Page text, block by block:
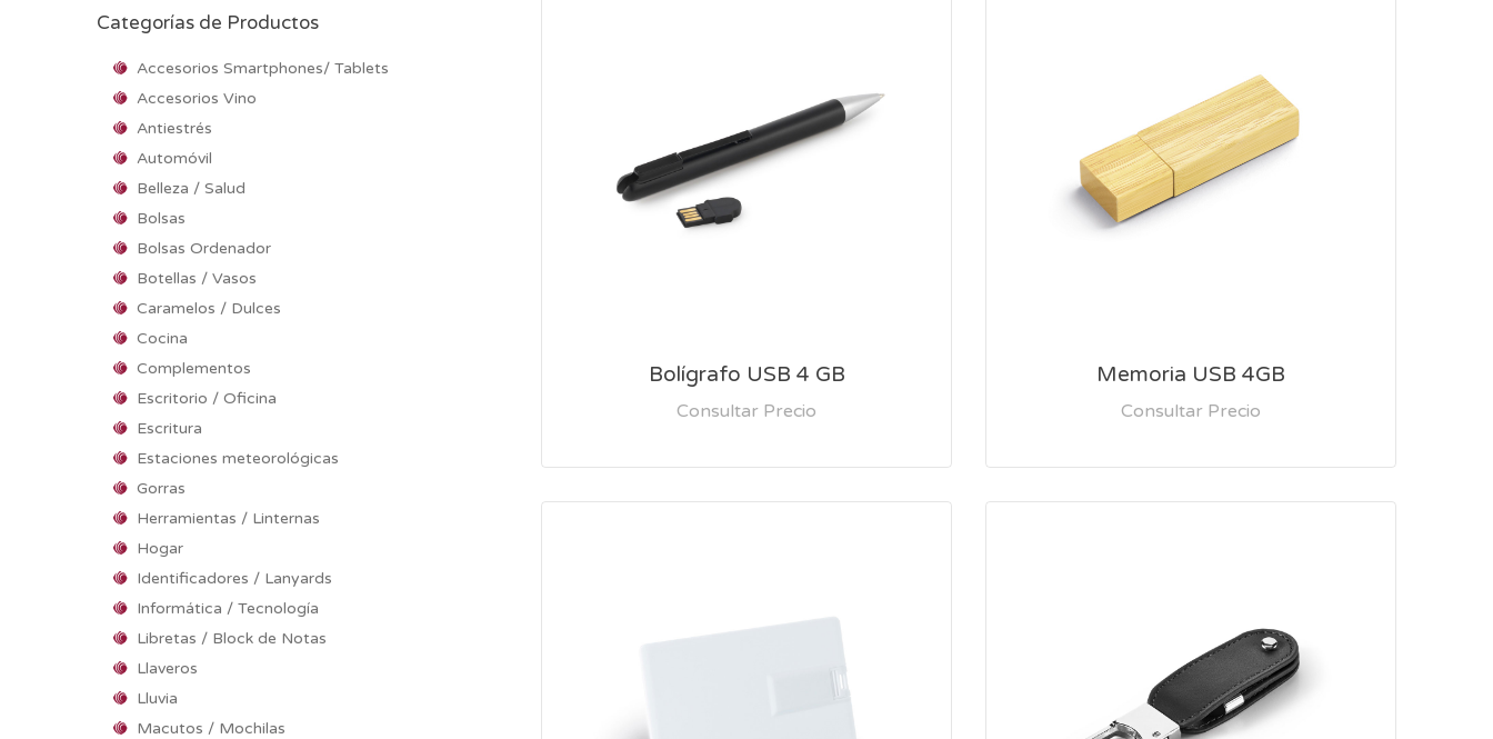
Bolígrafo USB 4 GB
Consultar Precio
Memoria USB 4GB
Consultar Precio
Categorías de Productos
Accesorios Smartphones/ Tablets
Accesorios Vino
Antiestrés
Automóvil
Belleza / Salud
Bolsas
Bolsas Ordenador
Botellas / Vasos
Caramelos / Dulces
Cocina
Complementos
Escritorio / Oficina
Escritura
Estaciones meteorológicas
Gorras
Herramientas / Linternas
Hogar
Identificadores / Lanyards
Informática / Tecnología
Libretas / Block de Notas
Llaveros
Lluvia
Macutos / Mochilas